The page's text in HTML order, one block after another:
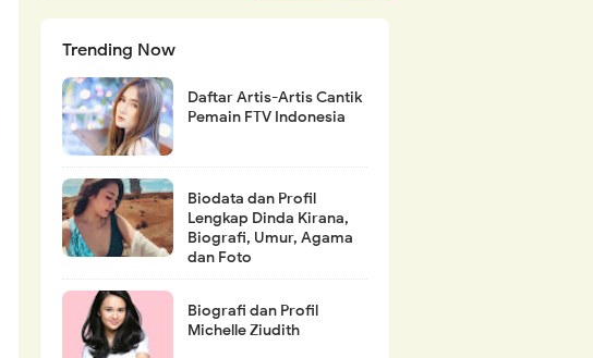
Trending Now
Daftar Artis-Artis Cantik
Pemain FTV Indonesia
Biodata dan Profil
Lengkap Dinda Kirana,
Biografi, Umur, Agama
dan Foto
Biografi dan Profil
Michelle Ziudith